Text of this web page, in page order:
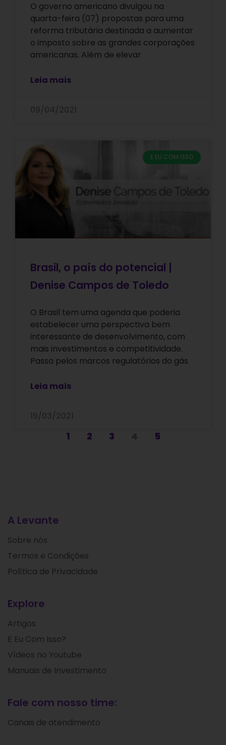
O governo americano divulgou na
quarta-feira (07) propostas para uma
reforma tributária destinada a aumentar
o imposto sobre as grandes corporações
americanas. Além de elevar
Leia mais
E EU COM ISSO
Brasil, o país do potencial |
Denise Campos de Toledo
O Brasil tem uma agenda que poderia
estabelecer uma perspectiva bem
interessante de desenvolvimento, com
mais investimentos e competitividade.
Passa pelos marcos regulatórios do gás
Leia mais
1 2 3 5
A Levante
Sobre nós
Termos e Condições
Política de Privacidade
Explore
Artigos
E Eu Com Isso?
Vídeos no Youtube
Manuais de Investimento
Fale com nosso time:
Canais de atendimento